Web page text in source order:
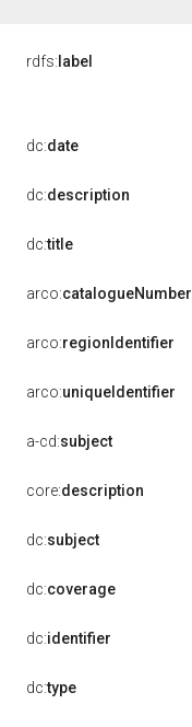
rdfs: label
dc:date
dc:description
dc:title
arco:catalogueNumber
arco:regionIdentifier
arco:uniqueIdentifier
a-cd:subject
core:description
dc:subject
dc:coverage
dc:identifier
dc:type